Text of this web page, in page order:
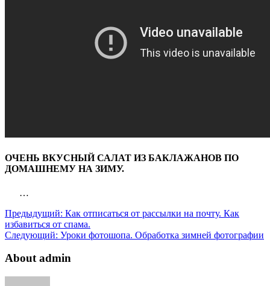
ОЧЕНЬ ВКУСНЫЙ САЛАТ ИЗ БАКЛАЖАНОВ ПО
ДОМАШНЕМУ НА ЗИМУ.
…
Предыдущий: Как отписаться от рассылки на почту. Как
избавиться от спама.
Следующий: Уроки фотошопа. Обработка зимней фотографии
About admin